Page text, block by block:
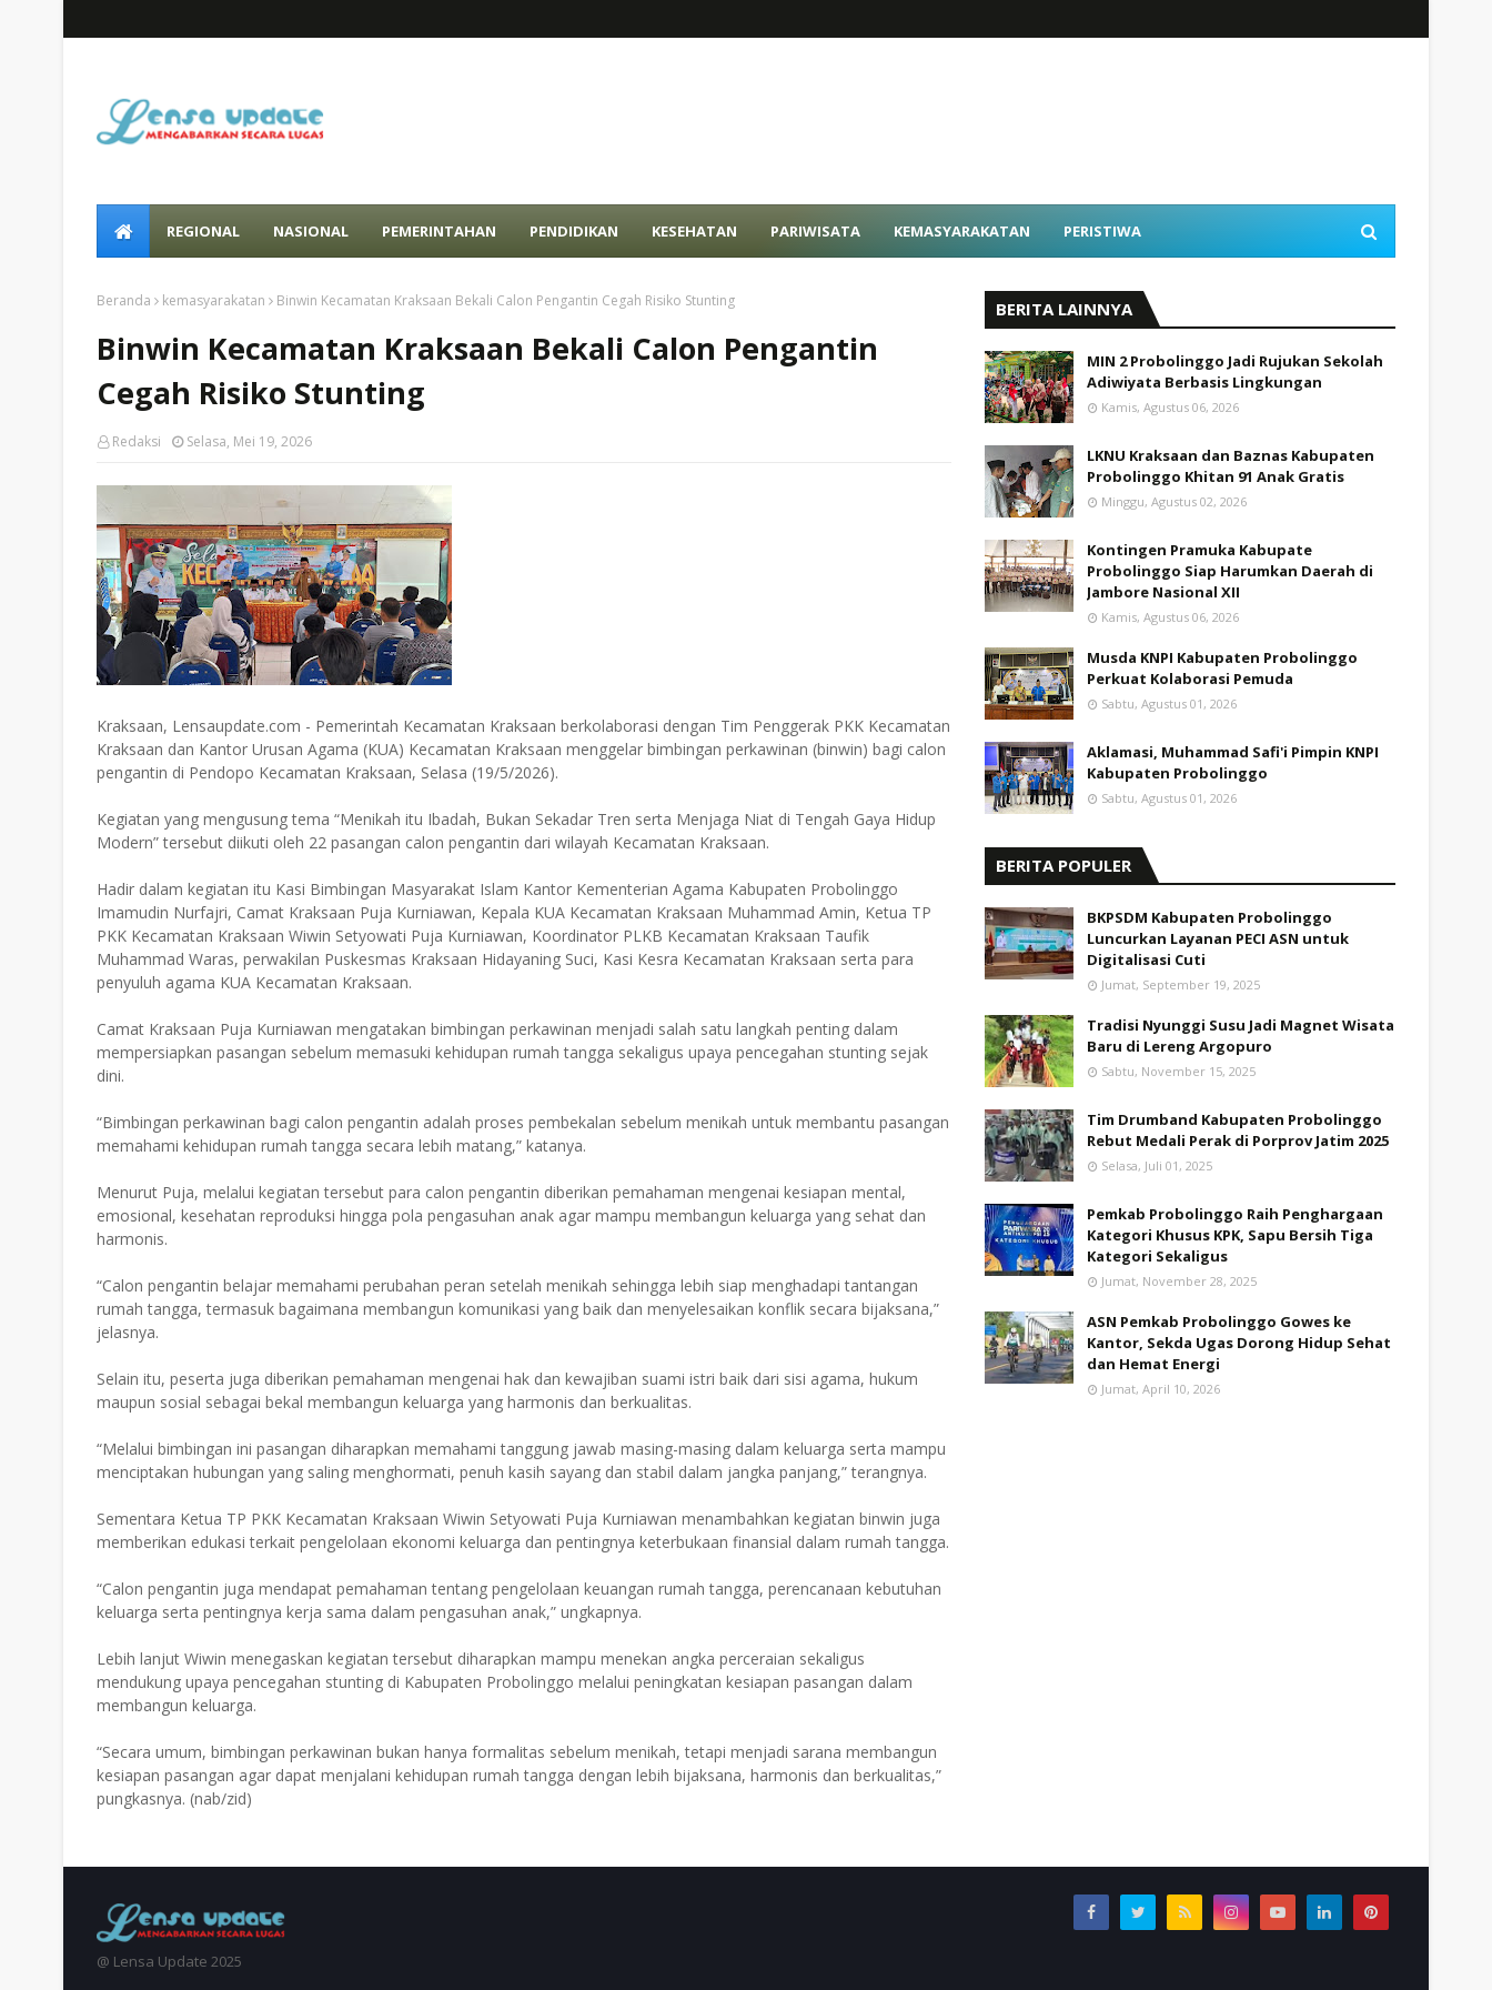
REGIONAL NASIONAL PEMERINTAHAN PENDIDIKAN KESEHATAN PARIWISATA KEMASYARAKATAN PERISTIWA
Beranda kemasyarakatan Binwin Kecamatan Kraksaan Bekali Calon Pengantin Cegah Risiko Stunting
Binwin Kecamatan Kraksaan Bekali Calon Pengantin
Cegah Risiko Stunting
Redaksi Selasa, Mei 19, 2026
Kraksaan, Lensaupdate.com - Pemerintah Kecamatan Kraksaan berkolaborasi dengan Tim Penggerak PKK Kecamatan
Kraksaan dan Kantor Urusan Agama (KUA) Kecamatan Kraksaan menggelar bimbingan perkawinan (binwin) bagi calon
pengantin di Pendopo Kecamatan Kraksaan, Selasa (19/5/2026).
Kegiatan yang mengusung tema “Menikah itu Ibadah, Bukan Sekadar Tren serta Menjaga Niat di Tengah Gaya Hidup
Modern” tersebut diikuti oleh 22 pasangan calon pengantin dari wilayah Kecamatan Kraksaan.
Hadir dalam kegiatan itu Kasi Bimbingan Masyarakat Islam Kantor Kementerian Agama Kabupaten Probolinggo
Imamudin Nurfajri, Camat Kraksaan Puja Kurniawan, Kepala KUA Kecamatan Kraksaan Muhammad Amin, Ketua TP
PKK Kecamatan Kraksaan Wiwin Setyowati Puja Kurniawan, Koordinator PLKB Kecamatan Kraksaan Taufik
Muhammad Waras, perwakilan Puskesmas Kraksaan Hidayaning Suci, Kasi Kesra Kecamatan Kraksaan serta para
penyuluh agama KUA Kecamatan Kraksaan.
Camat Kraksaan Puja Kurniawan mengatakan bimbingan perkawinan menjadi salah satu langkah penting dalam
mempersiapkan pasangan sebelum memasuki kehidupan rumah tangga sekaligus upaya pencegahan stunting sejak
dini.
“Bimbingan perkawinan bagi calon pengantin adalah proses pembekalan sebelum menikah untuk membantu pasangan
memahami kehidupan rumah tangga secara lebih matang,” katanya.
Menurut Puja, melalui kegiatan tersebut para calon pengantin diberikan pemahaman mengenai kesiapan mental,
emosional, kesehatan reproduksi hingga pola pengasuhan anak agar mampu membangun keluarga yang sehat dan
harmonis.
“Calon pengantin belajar memahami perubahan peran setelah menikah sehingga lebih siap menghadapi tantangan
rumah tangga, termasuk bagaimana membangun komunikasi yang baik dan menyelesaikan konflik secara bijaksana,”
jelasnya.
Selain itu, peserta juga diberikan pemahaman mengenai hak dan kewajiban suami istri baik dari sisi agama, hukum
maupun sosial sebagai bekal membangun keluarga yang harmonis dan berkualitas.
“Melalui bimbingan ini pasangan diharapkan memahami tanggung jawab masing-masing dalam keluarga serta mampu
menciptakan hubungan yang saling menghormati, penuh kasih sayang dan stabil dalam jangka panjang,” terangnya.
Sementara Ketua TP PKK Kecamatan Kraksaan Wiwin Setyowati Puja Kurniawan menambahkan kegiatan binwin juga
memberikan edukasi terkait pengelolaan ekonomi keluarga dan pentingnya keterbukaan finansial dalam rumah tangga.
“Calon pengantin juga mendapat pemahaman tentang pengelolaan keuangan rumah tangga, perencanaan kebutuhan
keluarga serta pentingnya kerja sama dalam pengasuhan anak,” ungkapnya.
Lebih lanjut Wiwin menegaskan kegiatan tersebut diharapkan mampu menekan angka perceraian sekaligus
mendukung upaya pencegahan stunting di Kabupaten Probolinggo melalui peningkatan kesiapan pasangan dalam
membangun keluarga.
“Secara umum, bimbingan perkawinan bukan hanya formalitas sebelum menikah, tetapi menjadi sarana membangun
kesiapan pasangan agar dapat menjalani kehidupan rumah tangga dengan lebih bijaksana, harmonis dan berkualitas,”
pungkasnya. (nab/zid)
BERITA LAINNYA
MIN 2 Probolinggo Jadi Rujukan Sekolah
Adiwiyata Berbasis Lingkungan
Kamis, Agustus 06, 2026
LKNU Kraksaan dan Baznas Kabupaten
Probolinggo Khitan 91 Anak Gratis
Minggu, Agustus 02, 2026
Kontingen Pramuka Kabupate
Probolinggo Siap Harumkan Daerah di
Jambore Nasional XII
Kamis, Agustus 06, 2026
Musda KNPI Kabupaten Probolinggo
Perkuat Kolaborasi Pemuda
Sabtu, Agustus 01, 2026
Aklamasi, Muhammad Safi'i Pimpin KNPI
Kabupaten Probolinggo
Sabtu, Agustus 01, 2026
BERITA POPULER
BKPSDM Kabupaten Probolinggo
Luncurkan Layanan PECI ASN untuk
Digitalisasi Cuti
Jumat, September 19, 2025
Tradisi Nyunggi Susu Jadi Magnet Wisata
Baru di Lereng Argopuro
Sabtu, November 15, 2025
Tim Drumband Kabupaten Probolinggo
Rebut Medali Perak di Porprov Jatim 2025
Selasa, Juli 01, 2025
Pemkab Probolinggo Raih Penghargaan
Kategori Khusus KPK, Sapu Bersih Tiga
Kategori Sekaligus
Jumat, November 28, 2025
ASN Pemkab Probolinggo Gowes ke
Kantor, Sekda Ugas Dorong Hidup Sehat
dan Hemat Energi
Jumat, April 10, 2026
@ Lensa Update 2025